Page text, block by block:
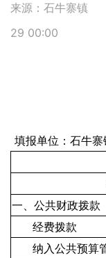
来源：石牛寨镇
29 00:00
填报单位：石牛
一、公共财政拨款
经费拨款
纳入公共预算